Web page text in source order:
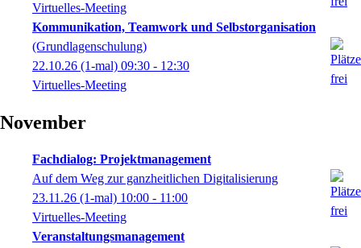
Virtuelles-Meeting
Kommunikation, Teamwork und Selbstorganisation
(Grundlagenschulung)
22.10.26 (1-mal) 09:30 - 12:30
Virtuelles-Meeting
November
Fachdialog: Projektmanagement
Auf dem Weg zur ganzheitlichen Digitalisierung
23.11.26 (1-mal) 10:00 - 11:00
Virtuelles-Meeting
Veranstaltungsmanagement